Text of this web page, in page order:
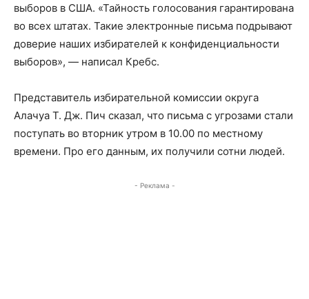
выборов в США. «Тайность голосования гарантирована
во всех штатах. Такие электронные письма подрывают
доверие наших избирателей к конфиденциальности
выборов», — написал Кребс.
Представитель избирательной комиссии округа
Алачуа Т. Дж. Пич сказал, что письма с угрозами стали
поступать во вторник утром в 10.00 по местному
времени. Про его данным, их получили сотни людей.
- Реклама -